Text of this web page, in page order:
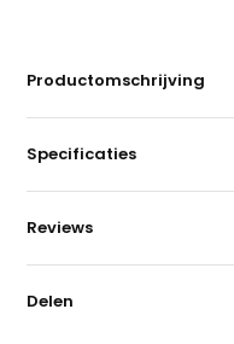
Productomschrijving
Specificaties
Reviews
Delen